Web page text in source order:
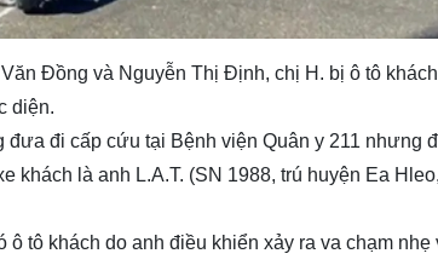
Đồng và Nguyễn Thị Định, chị H. bị ô tô
diện.
đi cấp cứu tại Bệnh viện Quân y 211 nhưng
khách là anh L.A.T. (SN 1988, trú huyện Ea
tô khách do anh điều khiển xảy ra va chạm